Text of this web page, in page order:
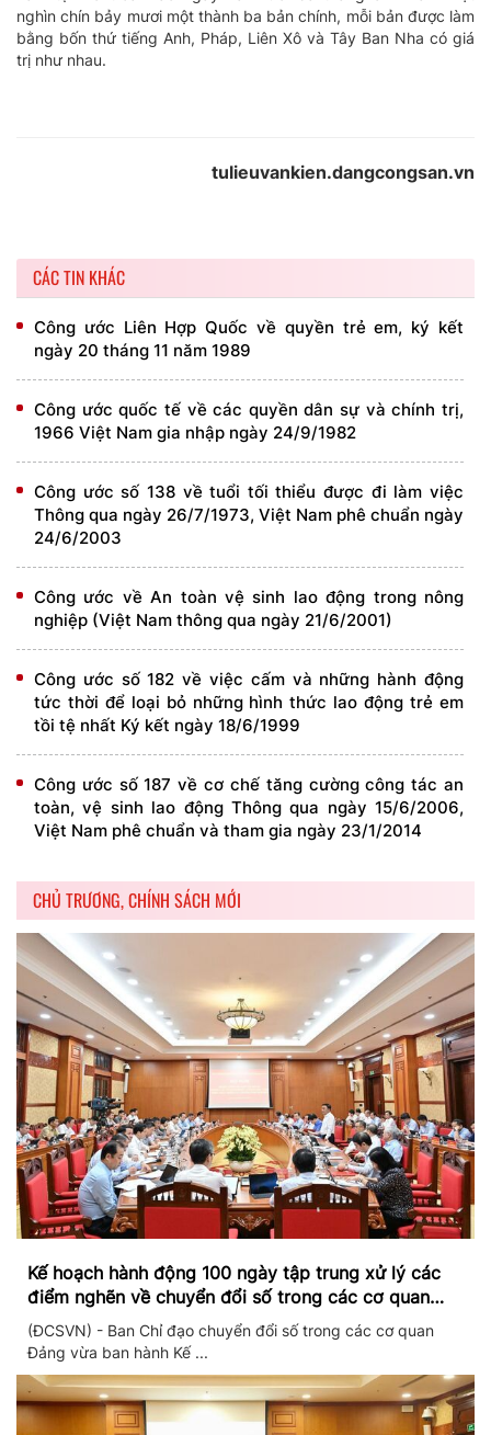
nghìn chín bảy mươi một thành ba bản chính, mỗi bản được làm
bằng bốn thứ tiếng Anh, Pháp, Liên Xô và Tây Ban Nha có giá
trị như nhau.
tulieuvankien.dangcongsan.vn
CÁC TIN KHÁC
Công ước Liên Hợp Quốc về quyền trẻ em, ký kết
ngày 20 tháng 11 năm 1989
Công ước quốc tế về các quyền dân sự và chính trị,
1966 Việt Nam gia nhập ngày 24/9/1982
Công ước số 138 về tuổi tối thiểu được đi làm việc
Thông qua ngày 26/7/1973, Việt Nam phê chuẩn ngày
24/6/2003
Công ước về An toàn vệ sinh lao động trong nông
nghiệp (Việt Nam thông qua ngày 21/6/2001)
Công ước số 182 về việc cấm và những hành động
tức thời để loại bỏ những hình thức lao động trẻ em
tồi tệ nhất Ký kết ngày 18/6/1999
Công ước số 187 về cơ chế tăng cường công tác an
toàn, vệ sinh lao động Thông qua ngày 15/6/2006,
Việt Nam phê chuẩn và tham gia ngày 23/1/2014
CHỦ TRƯƠNG, CHÍNH SÁCH MỚI
Kế hoạch hành động 100 ngày tập trung xử lý các
điểm nghẽn về chuyển đổi số trong các cơ quan
Đảng
(ĐCSVN) - Ban Chỉ đạo chuyển đổi số trong các cơ quan
Đảng vừa ban hành Kế ...